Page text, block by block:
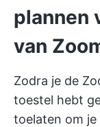
plannen
van
Zodra je de
toestel hebt
toelaten om